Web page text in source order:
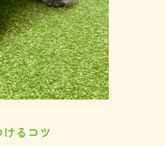
色味の違いと成
理想のアプリコ
家族の好みに合
初心者が知りたいブ
信頼できるトイ
るコツ